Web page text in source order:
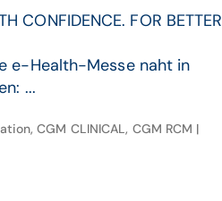
CONFIDENCE. FOR BETTER
e-Health-Messe naht in
...
CGM CLINICAL, CGM RCM |